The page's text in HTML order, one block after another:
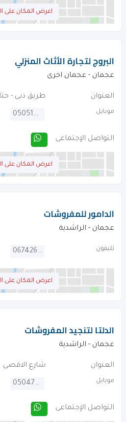
اعرض المكان على
البروج لتجارة الأثاث المنزلي
عجمان - عجمان اخرى
العنوان طريق دبى - حتا
موبايل 0505144792
التواصل الإجتماعى
اعرض المكان على
الدامور للمفروشات
عجمان - الراشدية
تليفون 067426974
اعرض المكان على
الدلتا لتنجيد المفروشات
عجمان - الراشدية
العنوان شارع الاقصى
موبايل 0504764043
التواصل الإجتماعى